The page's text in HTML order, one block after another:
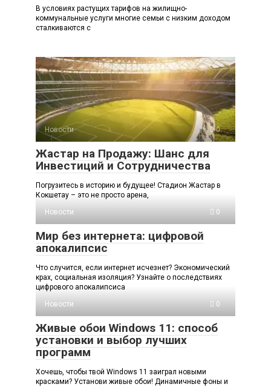
В условиях растущих тарифов на жилищно-
коммунальные услуги многие семьи с низким доходом
сталкиваются с
Новости 0
Жастар на Продажу: Шанс для
Инвестиций и Сотрудничества
Погрузитесь в историю и будущее! Стадион Жастар в
Кокшетау – это не просто арена,
Новости
0
Мир без интернета: цифровой
апокалипсис
Что случится, если интернет исчезнет? Экономический
крах, социальная изоляция? Узнайте о последствиях
цифрового апокалипсиса
Новости
0
Живые обои Windows 11: способ
установки и выбор лучших
программ
Хочешь, чтобы твой Windows 11 заиграл новыми
красками? Установи живые обои! Динамичные фоны и